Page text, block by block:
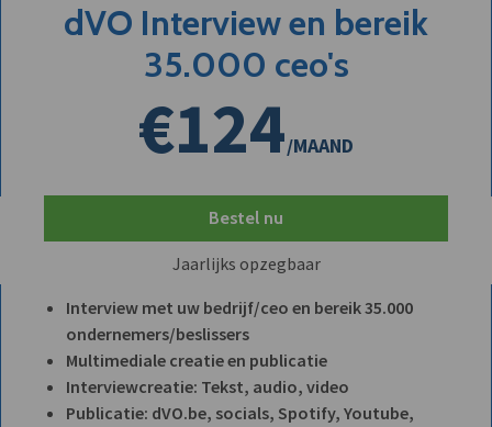
dVO Interview en bereik
35.000 ceo's
€124/MAAND
Bestel nu
Jaarlijks opzegbaar
Interview met uw bedrijf/ceo en bereik 35.000
ondernemers/beslissers
Multimediale creatie en publicatie
Interviewcreatie: Tekst, audio, video
Publicatie: dVO.be, socials, Spotify, Youtube,